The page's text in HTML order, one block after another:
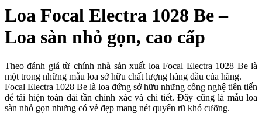
Loa Focal Electra 1028 Be –
Loa sàn nhỏ gọn, cao cấp
Theo đánh giá từ chính nhà sản xuất loa Focal Electra 1028 Be là
một trong những mẫu loa sở hữu chất lượng hàng đầu của hãng.
Focal Electra 1028 Be là loa đứng sở hữu những công nghệ tiên tiến
để tái hiện toàn dải tần chính xác và chi tiết. Đây cũng là mẫu loa
sàn nhỏ gọn nhưng có vẻ đẹp mang nét quyến rũ khó cưỡng.